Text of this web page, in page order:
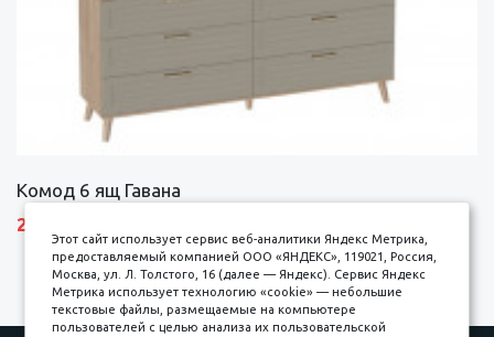
Комод 6 ящ Гавана
27690 р.
Этот сайт использует сервис веб-аналитики Яндекс Метрика,
предоставляемый компанией ООО «ЯНДЕКС», 119021, Россия,
Москва, ул. Л. Толстого, 16 (далее — Яндекс). Сервис Яндекс
Метрика использует технологию «cookie» — небольшие
текстовые файлы, размещаемые на компьютере
пользователей с целью анализа их пользовательской